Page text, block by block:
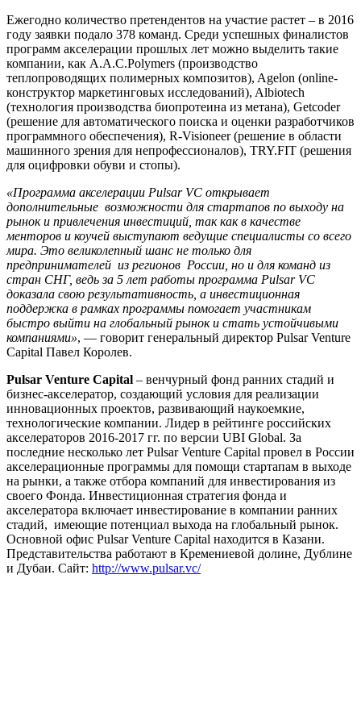
Ежегодно количество претендентов на участие растет – в 2016
году заявки подало 378 команд. Среди успешных финалистов
программ акселерации прошлых лет можно выделить такие
компании, как A.A.C.Polymers (производство
теплопроводящих полимерных композитов), Agelon (online-
конструктор маркетинговых исследований), Albiotech
(технология производства биопротеина из метана), Getcoder
(решение для автоматического поиска и оценки разработчиков
программного обеспечения), R-Visioneer (решение в области
машинного зрения для непрофессионалов), TRY.FIT (решения
для оцифровки обуви и стопы).
«Программа акселерации Pulsar VC открывает
дополнительные возможности для стартапов по выходу на
рынок и привлечения инвестиций, так как в качестве
менторов и коучей выступают ведущие специалисты со всего
мира. Это великолепный шанс не только для
предпринимателей из регионов России, но и для команд из
стран СНГ, ведь за 5 лет работы программа Pulsar VC
доказала свою результативность, а инвестиционная
поддержка в рамках программы помогает участникам
быстро выйти на глобальный рынок и стать устойчивыми
компаниями», — говорит генеральный директор Pulsar Venture
Capital Павел Королев.
Pulsar Venture Capital – венчурный фонд ранних стадий и
бизнес-акселератор, создающий условия для реализации
инновационных проектов, развивающий наукоемкие,
технологические компании. Лидер в рейтинге российских
акселераторов 2016-2017 гг. по версии UBI Global. За
последние несколько лет Pulsar Venture Capital провел в России
акселерационные программы для помощи стартапам в выходе
на рынки, а также отбора компаний для инвестирования из
своего Фонда. Инвестиционная стратегия фонда и
акселератора включает инвестирование в компании ранних
стадий, имеющие потенциал выхода на глобальный рынок.
Основной офис Pulsar Venture Capital находится в Казани.
Представительства работают в Кремениевой долине, Дублине
и Дубаи. Сайт: http://www.pulsar.vc/